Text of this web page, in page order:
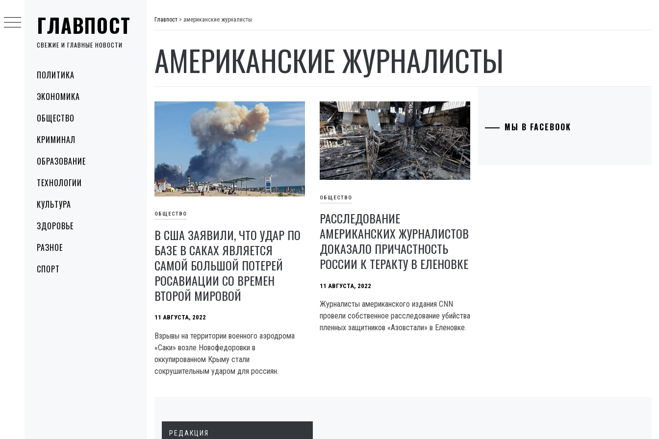
ГЛАВПОСТ
СВЕЖИЕ И ГЛАВНЫЕ НОВОСТИ
MenuПОЛИТИКА
ЭКОНОМИКА
ОБЩЕСТВО
КРИМИНАЛ
ОБРАЗОВАНИЕ
ТЕХНОЛОГИИ
КУЛЬТУРА
ЗДОРОВЬЕ
РАЗНОЕ
СПОРТ
to
content
Главпост > американские журналисты
АМЕРИКАНСКИЕ ЖУРНАЛИСТЫ
ОБЩЕСТВО
В США ЗАЯВИЛИ, ЧТО УДАР ПО
БАЗЕ В САКАХ ЯВЛЯЕТСЯ
САМОЙ БОЛЬШОЙ ПОТЕРЕЙ
РОСАВИАЦИИ СО ВРЕМЕН
ВТОРОЙ МИРОВОЙ
11 АВГУСТА, 2022
Взрывы на территории военного аэродрома
«Саки» возле Новофедоровки в
оккупированном Крыму стали
сокрушительным ударом для россиян.
ОБЩЕСТВО
РАССЛЕДОВАНИЕ
АМЕРИКАНСКИХ ЖУРНАЛИСТОВ
ДОКАЗАЛО ПРИЧАСТНОСТЬ
РОССИИ К ТЕРАКТУ В ЕЛЕНОВКЕ
11 АВГУСТА, 2022
Журналисты американского издания CNN
провели собственное расследование убийства
пленных защитников «Азовстали» в Еленовке.
МЫ В FACEBOOK
РЕДАКЦИЯ